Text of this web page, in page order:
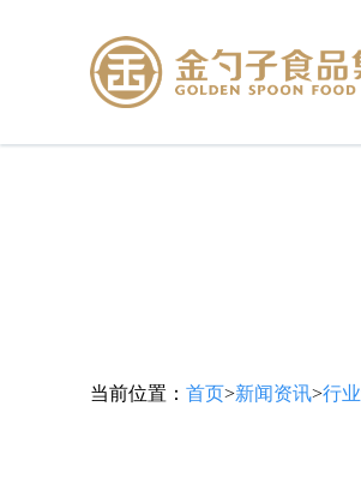
当前位置： 首页>新闻资讯>行